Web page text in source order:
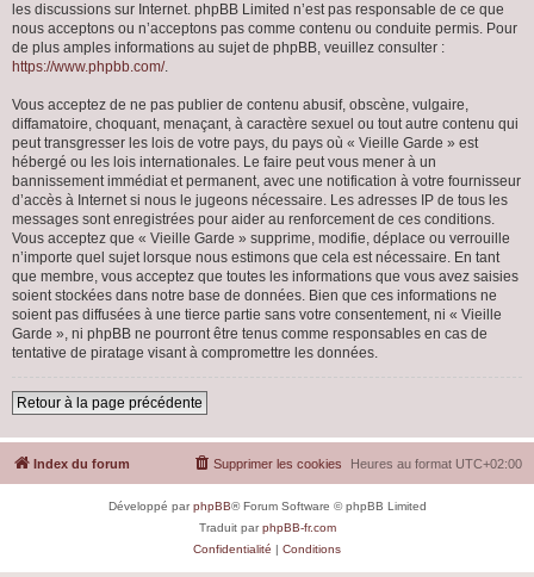
les discussions sur Internet. phpBB Limited n’est pas responsable de ce que
nous acceptons ou n’acceptons pas comme contenu ou conduite permis. Pour
de plus amples informations au sujet de phpBB, veuillez consulter :
https://www.phpbb.com/.
Vous acceptez de ne pas publier de contenu abusif, obscène, vulgaire,
diffamatoire, choquant, menaçant, à caractère sexuel ou tout autre contenu qui
peut transgresser les lois de votre pays, du pays où « Vieille Garde » est
hébergé ou les lois internationales. Le faire peut vous mener à un
bannissement immédiat et permanent, avec une notification à votre fournisseur
d’accès à Internet si nous le jugeons nécessaire. Les adresses IP de tous les
messages sont enregistrées pour aider au renforcement de ces conditions.
Vous acceptez que « Vieille Garde » supprime, modifie, déplace ou verrouille
n’importe quel sujet lorsque nous estimons que cela est nécessaire. En tant
que membre, vous acceptez que toutes les informations que vous avez saisies
soient stockées dans notre base de données. Bien que ces informations ne
soient pas diffusées à une tierce partie sans votre consentement, ni « Vieille
Garde », ni phpBB ne pourront être tenus comme responsables en cas de
tentative de piratage visant à compromettre les données.
Retour à la page précédente
Index du forum Heures au format UTC+02:00
Supprimer les cookies
Développé parphpBB® Forum Software © phpBB Limited
Traduit parphpBB-fr.com
Confidentialité | Conditions